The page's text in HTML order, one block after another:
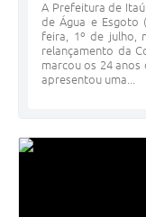
A Prefeitura de
de Água e Esgoto
feira, 1º de julho,
relançamento da
marcou os 24
apresentou uma...